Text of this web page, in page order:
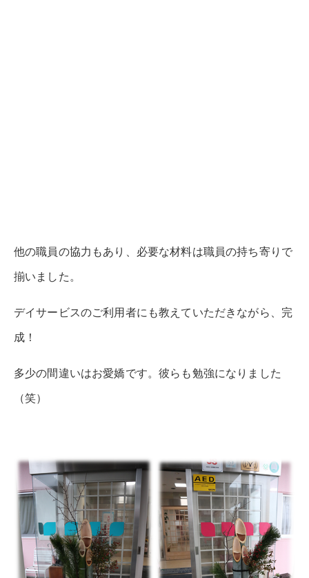
他の職員の協力もあり、必要な材料は職員の持ち寄りで
揃いました。
デイサービスのご利用者にも教えていただきながら、完
成！
多少の間違いはお愛嬌です。彼らも勉強になりました
（笑）